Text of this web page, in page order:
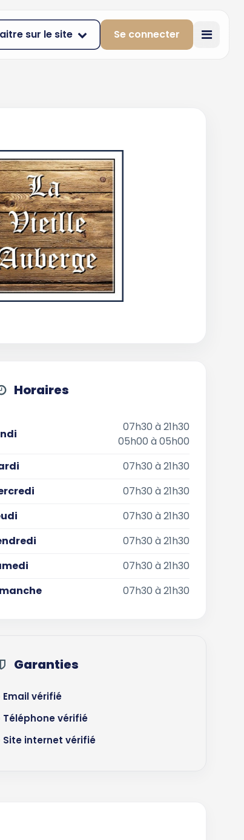
sur le site Se connecter
Horaires
07h30 à 21h30
05h00 à 05h00
07h30 à 21h30
07h30 à 21h30
07h30 à 21h30
07h30 à 21h30
07h30 à 21h30
07h30 à 21h30
Garanties
Email vérifié
Téléphone vérifié
Site internet vérifié